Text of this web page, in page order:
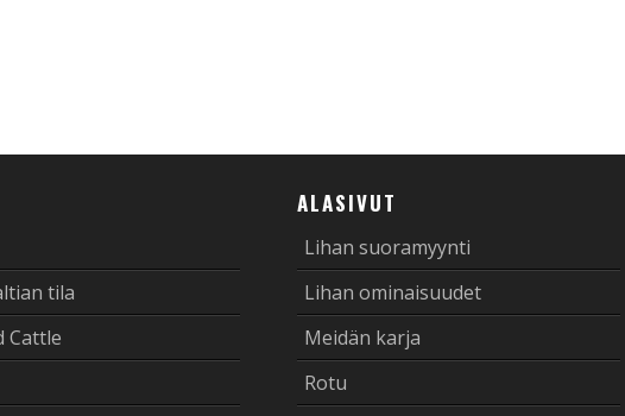
tila
Cattle
ALASIVUT
Lihan suoramyynti
Lihan ominaisuudet
Meidän karja
Rotu